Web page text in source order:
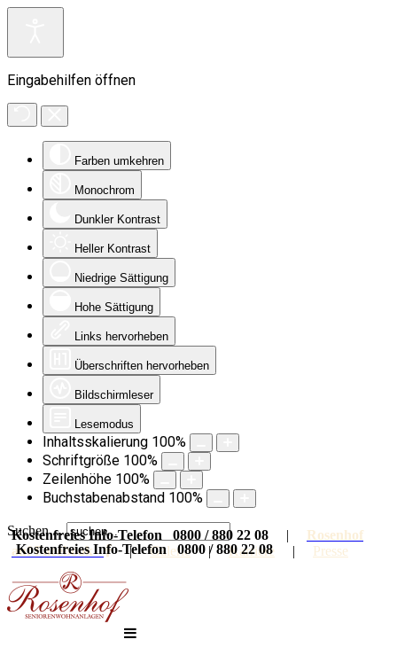
Eingabehilfen öffnen
Farben umkehren
Monochrom
Dunkler Kontrast
Heller Kontrast
Niedrige Sättigung
Hohe Sättigung
Links hervorheben
Überschriften hervorheben
Bildschirmleser
Lesemodus
Inhaltsskalierung 100%
Schriftgröße 100%
Zeilenhöhe 100%
Buchstabenabstand 100%
Suchen ...
Kostenfreies Info-Telefon 0800 / 880 22 08 | Rosenhof
auf Facebook
|Galerie|Karriere | Presse
Kostenfreies Info-Telefon 0800 / 880 22 08